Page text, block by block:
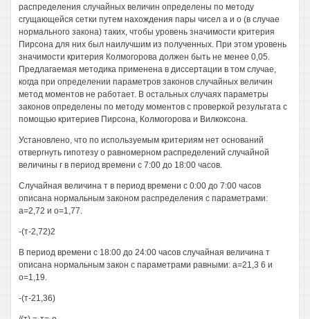
распределения случайных величин определены по методу
сгущающейся сетки путем нахождения пары чисел а и о (в случае
нормального закона) таких, чтобы уровень значимости критерия
Пирсона для них был наилучшим из полученных. При этом уровень
значимости критерия Колмогорова должен быть не менее 0,05.
Предлагаемая методика применена в диссертации в том случае,
когда при определении параметров законов случайных величин
метод моментов не работает. В остальных случаях параметры
законов определены по методу моментов с проверкой результата с
помощью критериев Пирсона, Колмогорова и Вилкоксона.
Установлено, что по используемым критериям нет оснований
отвергнуть гипотезу о равномерном распределений случайной
величины г в период времени с 7:00 до 18:00 часов.
Случайная величина т в период времени с 0:00 до 7:00 часов
описана нормальным законом распределения с параметрами:
а=2,72 и о=1,77.
-(т-2,72)2
В период времени с 18:00 до 24:00 часов случайная величина т
описана нормальным закон с параметрами равными: а=21,3 6 и
о=1,19.
-(т-21,36)